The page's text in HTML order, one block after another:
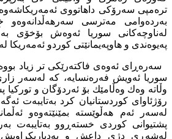
ترەمپی سەرۆكی داهاتووی
بەردەوامی مەترسی سەرهەڵدانەوەو
لەناوچەكانی سوریا ئەوەش بۆخۆی
پەیوەندی و هاوپەیمانێتی كوردو ئەمەریكا
سەرەڕای ئەوەی فاكتەرێكی تر زیاد
سوریا ئەویش فەرەنسایە، كە لەسەر
وڵاتە وەك وەڵامێك بۆ ئەردۆگان و
رۆژئاوای كوردستانیان كرد بەتایبەت
لەسەر ئەم هەڵوێستە بمێنێتەوەو
پشتیوانی كوردی خستەڕوو بەتایبەت
لەشەڕی دژی داعش و بەدیاریكراویش